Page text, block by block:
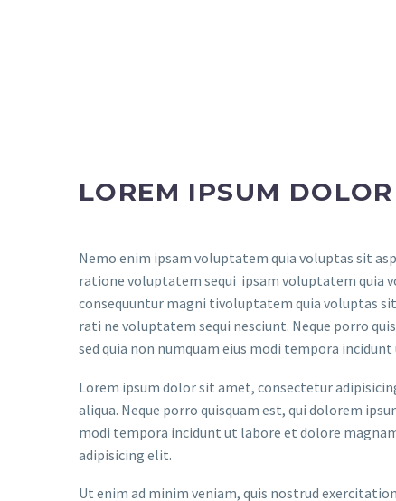
LOREM IPSUM
Nemo enim ipsam voluptatem quia voluptas sit
ratione voluptatem sequi ipsam voluptatem quia
consequuntur magni tivoluptatem quia voluptas
rati ne voluptatem sequi nesciunt. Neque porro
sed quia non numquam eius modi tempora
Lorem ipsum dolor sit amet, consectetur
aliqua. Neque porro quisquam est, qui dolorem
modi tempora incidunt ut labore et dolore
adipisicing elit.
Ut enim ad minim veniam, quis nostrud